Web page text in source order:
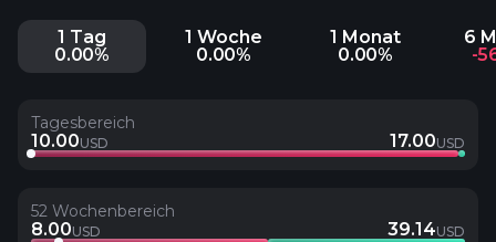
1 Tag
0.00%
1 Woche
0.00%
1 Monat
0.00%
6
-
Tagesbereich
10.00USD 17.00USD
52 Wochenbereich
8.00USD 39.14USD